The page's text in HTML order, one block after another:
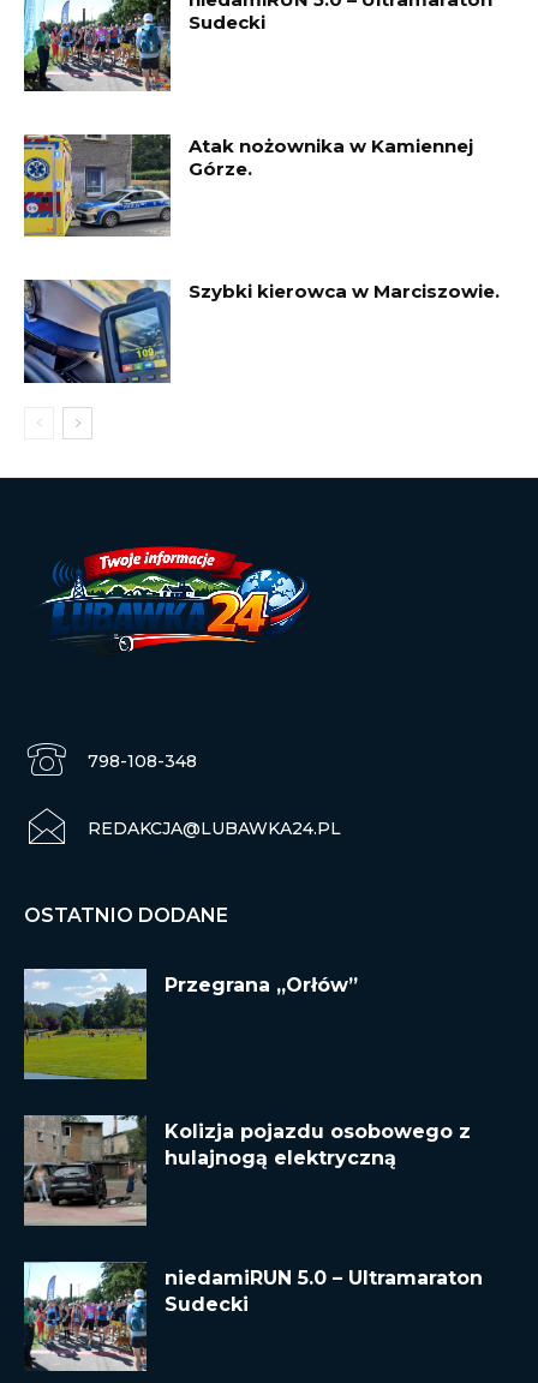
Sudecki
Atak nożownika w Kamiennej
Górze.
Szybki kierowca w Marciszowie.
798-108-348
REDAKCJA@LUBAWKA24.PL
OSTATNIO DODANE
Przegrana „Orłów”
Kolizja pojazdu osobowego z
hulajnogą elektryczną
niedamiRUN 5.0 – Ultramaraton
Sudecki